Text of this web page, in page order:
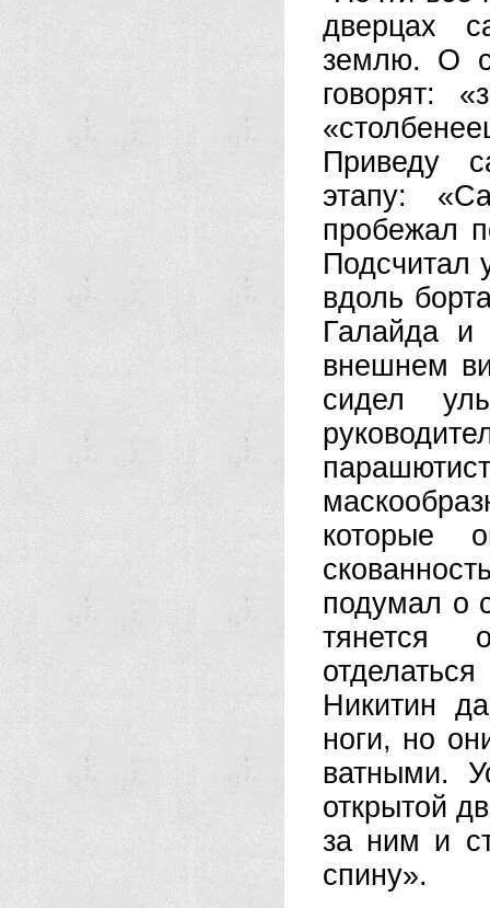
дверцах
землю. О
говорят:
Приведу
этапу:
пробежал
Подсчитал
вдоль
Галайда
внешнем
сидел
которые
подумал о
тянется
Никитин
ноги, но
ватными.
открытой
за ним и
спину».